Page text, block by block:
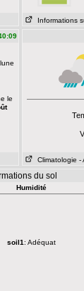
Informations
le
Climatologie -
du sol
Humidité
soil1 : Adéquat